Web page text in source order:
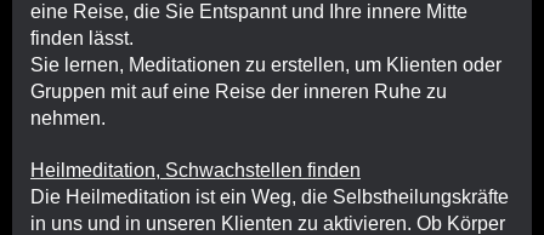
eine Reise, die Sie Entspannt und Ihre innere Mitte
finden lässt.
Sie lernen, Meditationen zu erstellen, um Klienten oder
Gruppen mit auf eine Reise der inneren Ruhe zu
nehmen.
Heilmeditation, Schwachstellen finden
Die Heilmeditation ist ein Weg, die Selbstheilungskräfte
in uns und in unseren Klienten zu aktivieren. Ob Körper